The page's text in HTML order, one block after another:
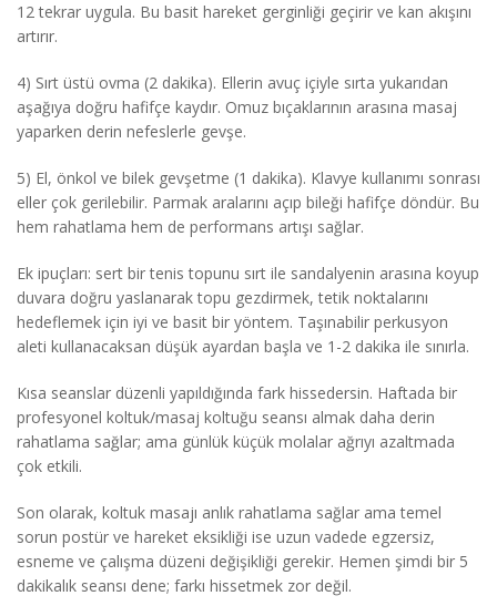
12 tekrar uygula. Bu basit hareket gerginliği geçirir ve kan akışını
artırır.
4) Sırt üstü ovma (2 dakika). Ellerin avuç içiyle sırta yukarıdan
aşağıya doğru hafifçe kaydır. Omuz bıçaklarının arasına masaj
yaparken derin nefeslerle gevşe.
5) El, önkol ve bilek gevşetme (1 dakika). Klavye kullanımı sonrası
eller çok gerilebilir. Parmak aralarını açıp bileği hafifçe döndür. Bu
hem rahatlama hem de performans artışı sağlar.
Ek ipuçları: sert bir tenis topunu sırt ile sandalyenin arasına koyup
duvara doğru yaslanarak topu gezdirmek, tetik noktalarını
hedeflemek için iyi ve basit bir yöntem. Taşınabilir perkusyon
aleti kullanacaksan düşük ayardan başla ve 1-2 dakika ile sınırla.
Kısa seanslar düzenli yapıldığında fark hissedersin. Haftada bir
profesyonel koltuk/masaj koltuğu seansı almak daha derin
rahatlama sağlar; ama günlük küçük molalar ağrıyı azaltmada
çok etkili.
Son olarak, koltuk masajı anlık rahatlama sağlar ama temel
sorun postür ve hareket eksikliği ise uzun vadede egzersiz,
esneme ve çalışma düzeni değişikliği gerekir. Hemen şimdi bir 5
dakikalık seansı dene; farkı hissetmek zor değil.